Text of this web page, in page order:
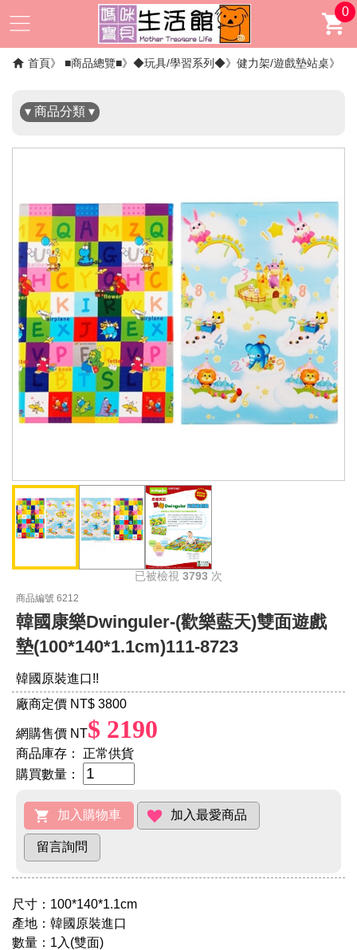
0
首頁 ■商品總覽■ ◆玩具/學習系列◆ 健力架/遊戲墊站桌
▾ 商品分類 ▾
✖
已被檢視 3793 次
商品編號 6212
韓國康樂Dwinguler-(歡樂藍天)雙面遊戲
墊(100*140*1.1cm)111-8723
韓國原裝進口!!
廠商定價 NT$ 3800
網購售價 NT$ 2190
商品庫存：
正常供貨
購買數量：
尺寸：100*140*1.1cm
產地：韓國原裝進口
數量：1入(雙面)